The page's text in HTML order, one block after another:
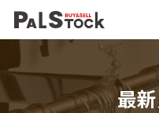
最